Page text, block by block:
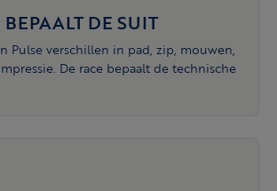
DE SUIT
Pulse verschillen in pad, zip, mouwen,
De race bepaalt de technische